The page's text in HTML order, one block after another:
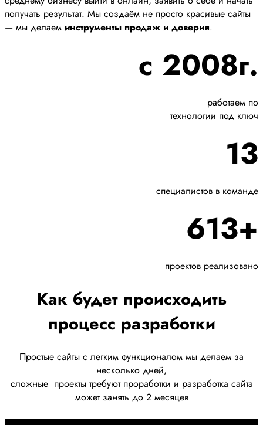
получать результат. Мы создаём не просто красивые сайты
— мы делаем инструменты продаж и доверия.
с 2008г.
работаем по
технологии под ключ
13
специалистов в команде
613+
проектов реализовано
Как будет происходить
процесс разработки
Простые сайты с легким функционалом мы делаем за
несколько дней,
сложные проекты требуют проработки и разработка сайта
может занять до 2 месяцев